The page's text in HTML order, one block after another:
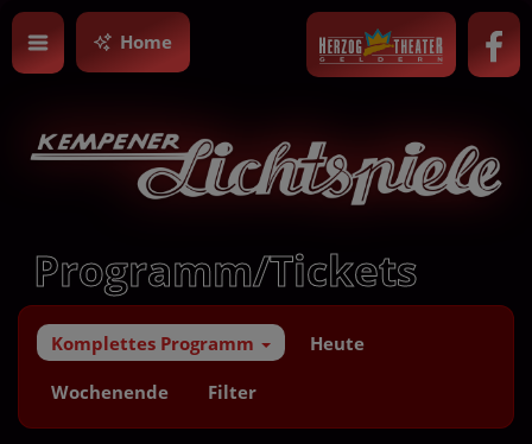
Home
Programm/Tickets
Komplettes Programm Heute
Wochenende Filter